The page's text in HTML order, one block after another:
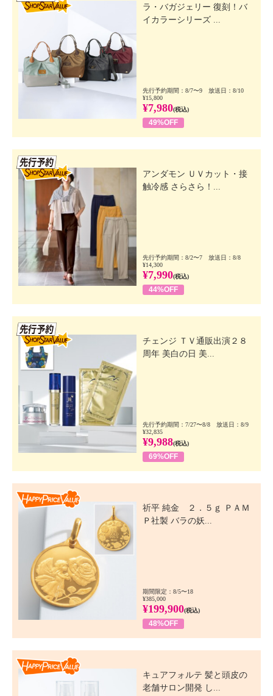
ラ・バガジェリー 復刻！バ
イカラーシリーズ ...
先行予約期間：8/7〜9 放送日：8/10
¥15,800
¥7,980(税込)
49%OFF
アンダモン ＵＶカット・接
触冷感 さらさら！...
先行予約期間：8/2〜7 放送日：8/8
¥14,300
¥7,990(税込)
44%OFF
チェンジ ＴＶ通販出演２８
周年 美白の日 美...
先行予約期間：7/27〜8/8 放送日：8/9
¥32,835
¥9,988(税込)
69%OFF
祈平 純金 ２．５ｇ ＰＡＭ
Ｐ社製 バラの妖...
期間限定：8/5〜18
¥385,000
¥199,900(税込)
48%OFF
キュアフォルテ 髪と頭皮の
老舗サロン開発 し...